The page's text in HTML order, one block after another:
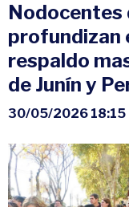
Nodocentes
profundizan
respaldo
de Junín y
30/05/2026 18:15